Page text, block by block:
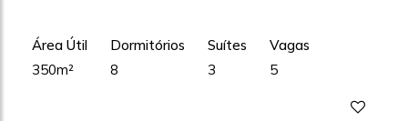
Área Útil
350m²
Dormitórios
8
Suítes
3
Vagas
5